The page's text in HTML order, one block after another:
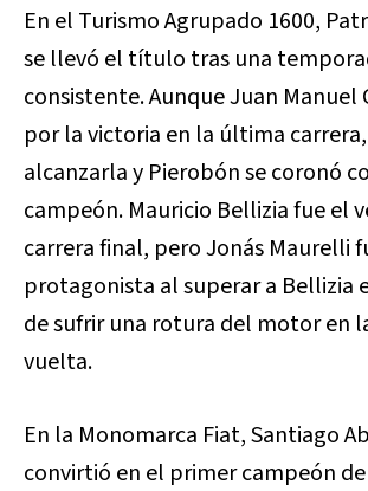
En el Turismo Agrupado 1600,
se llevó el título tras una
consistente. Aunque Juan Manuel
por la victoria en la última
alcanzarla y Pierobón se coronó
campeón. Mauricio Bellizia fue el
carrera final, pero Jonás Maurelli
protagonista al superar a Bellizia
de sufrir una rotura del motor en
vuelta.
En la Monomarca Fiat, Santiago
convirtió en el primer campeón